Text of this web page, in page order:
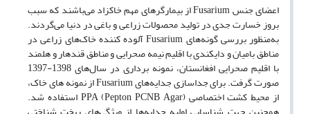
اعضای جنس Fusarium از بیمارگرهای مهم خاکزاد می‌باشند که سبب
بروز خسارت جدی در تولید محصولات زراعی و باغی در دنیا می‌گردند.
به‌منظور بررسی گونه‌های Fusarium آلوده کننده خاک‌های زراعی در
مناطق بامیان و دایکندی با اقلیم نیمه صحرایی و مناطق قندهار و هلمند
با اقلیم صحرایی افغانستان، نمونه برداری در سال‌های 1398-1397
صورت گرفت. برای جداسازی جدایه‌های Fusarium از نمونه های خاک،
از محیط کشت اختصاصی PPA (Pepton PCNB Agar) استفاده شد.